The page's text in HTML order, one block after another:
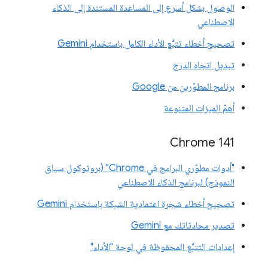
الوصول بشكل أسرع إلى المساعدة المستندة إلى الذكاء
الاصطناعي
تصحيح أخطاء تتبُّع الأداء الكامل باستخدام Gemini
تبديل اتجاه الدرج
برنامج المطوّرين من Google
أهمّ الميزات المتنوعة
‫Chrome 141
"أدوات مطوّري البرامج في Chrome" (بروتوكول سياق
النموذج) لبرنامج الذكاء الاصطناعي
تصحيح أخطاء شجرة اعتمادية الشبكة باستخدام Gemini
تصدير محادثاتك مع Gemini
إعدادات التتبُّع المحفوظة في لوحة "الأداء"